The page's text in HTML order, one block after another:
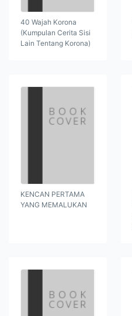
40 Wajah Korona
(Kumpulan Cerita Sisi
Lain Tentang Korona)
KENCAN PERTAMA
YANG MEMALUKAN